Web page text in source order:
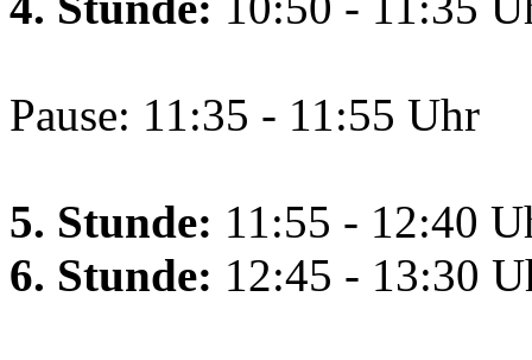
Pause: 11:35 - 11:55 Uhr
5. Stunde: 11:55 - 12:40
6. Stunde: 12:45 - 13:30